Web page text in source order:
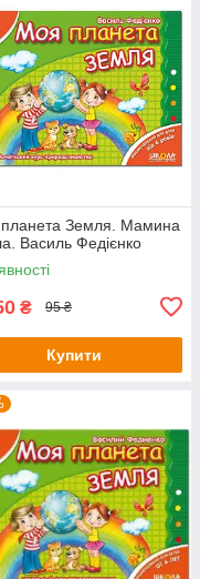
Земля. Мамина
Василь Федієнко
₴ 95 ₴
Купити